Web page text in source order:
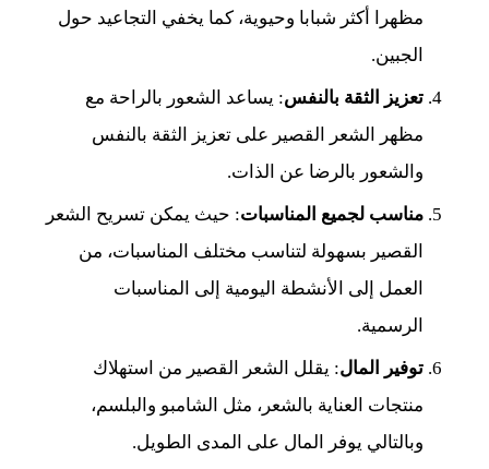
مظهرا أكثر شبابا وحيوية، كما يخفي التجاعيد حول
الجبين.
تعزيز الثقة بالنفس: يساعد الشعور بالراحة مع
مظهر الشعر القصير على تعزيز الثقة بالنفس
والشعور بالرضا عن الذات.
مناسب لجميع المناسبات: حيث يمكن تسريح الشعر
القصير بسهولة لتناسب مختلف المناسبات، من
العمل إلى الأنشطة اليومية إلى المناسبات
الرسمية.
توفير المال: يقلل الشعر القصير من استهلاك
منتجات العناية بالشعر، مثل الشامبو والبلسم،
وبالتالي يوفر المال على المدى الطويل.